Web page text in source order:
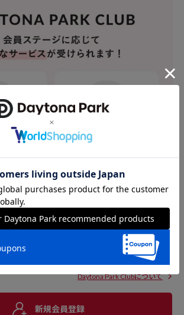
Daytona Park Clubについて
新規会員登録